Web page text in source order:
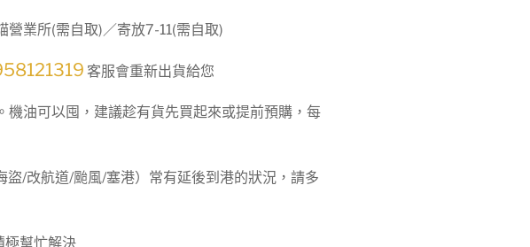
業所(需自取)／寄放7-11(需自取)
客服會重新出貨給您
油可以囤，建議趁有貨先買起來或提前預購，每
/改航道/颱風/塞港）常有延後到港的狀況，請多
極幫忙解決